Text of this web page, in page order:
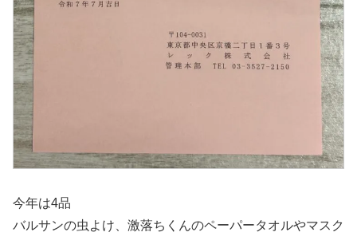
今年は4品
バルサンの虫よけ、激落ちくんのペーパータオルやマスク